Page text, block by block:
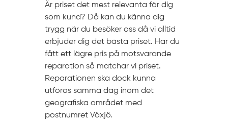
Är priset det mest relevanta för dig
som kund? Då kan du känna dig
trygg när du besöker oss då vi alltid
erbjuder dig det bästa priset. Har du
fått ett lägre pris på motsvarande
reparation så matchar vi priset.
Reparationen ska dock kunna
utföras samma dag inom det
geografiska området med
postnumret Växjö.